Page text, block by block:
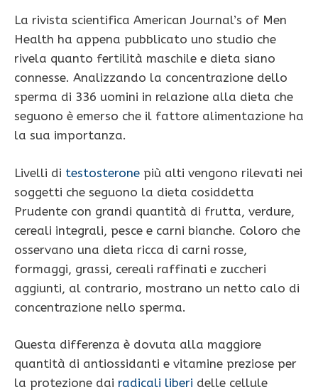
La rivista scientifica American Journal’s of Men
Health ha appena pubblicato uno studio che
rivela quanto fertilità maschile e dieta siano
connesse. Analizzando la concentrazione dello
sperma di 336 uomini in relazione alla dieta che
seguono è emerso che il fattore alimentazione ha
la sua importanza.
Livelli di testosterone più alti vengono rilevati nei
soggetti che seguono la dieta cosiddetta
Prudente con grandi quantità di frutta, verdure,
cereali integrali, pesce e carni bianche. Coloro che
osservano una dieta ricca di carni rosse,
formaggi, grassi, cereali raffinati e zuccheri
aggiunti, al contrario, mostrano un netto calo di
concentrazione nello sperma.
Questa differenza è dovuta alla maggiore
quantità di antiossidanti e vitamine preziose per
la protezione dai radicali liberi delle cellule